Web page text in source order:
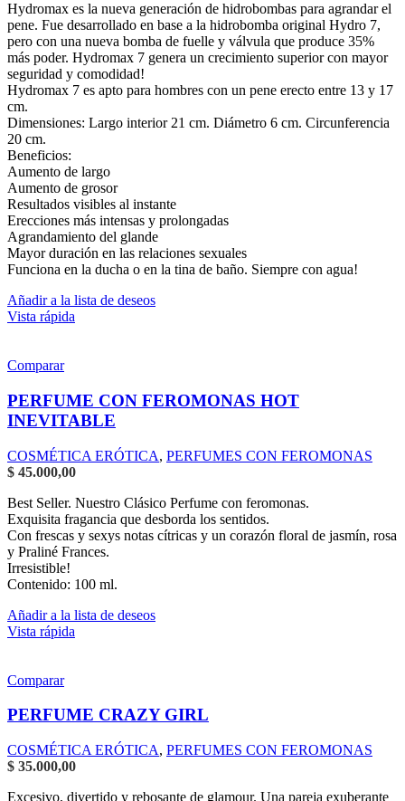
Hydromax es la nueva generación de hidrobombas para agrandar el
pene. Fue desarrollado en base a la hidrobomba original Hydro 7,
pero con una nueva bomba de fuelle y válvula que produce 35%
más poder. Hydromax 7 genera un crecimiento superior con mayor
seguridad y comodidad!
Hydromax 7 es apto para hombres con un pene erecto entre 13 y 17
cm.
Dimensiones: Largo interior 21 cm. Diámetro 6 cm. Circunferencia
20 cm.
Beneficios:
Aumento de largo
Aumento de grosor
Resultados visibles al instante
Erecciones más intensas y prolongadas
Agrandamiento del glande
Mayor duración en las relaciones sexuales
Funciona en la ducha o en la tina de baño. Siempre con agua!
Añadir a la lista de deseos
Vista rápida
Comparar
PERFUME CON FEROMONAS HOT
INEVITABLE
COSMÉTICA ERÓTICA, PERFUMES CON FEROMONAS
$ 45.000,00
Best Seller. Nuestro Clásico Perfume con feromonas.
Exquisita fragancia que desborda los sentidos.
Con frescas y sexys notas cítricas y un corazón floral de jasmín, rosa
y Praliné Frances.
Irresistible!
Contenido: 100 ml.
Añadir a la lista de deseos
Vista rápida
Comparar
PERFUME CRAZY GIRL
COSMÉTICA ERÓTICA, PERFUMES CON FEROMONAS
$ 35.000,00
Excesivo, divertido y rebosante de glamour. Una pareja exuberante